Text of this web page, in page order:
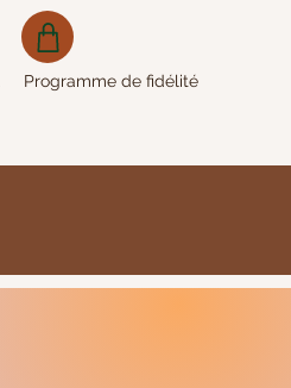
Programme de fidélité